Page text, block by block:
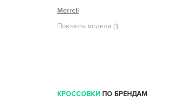
Merrell
Показать модели (1)
КРОССОВКИ ПО БРЕНДАМ